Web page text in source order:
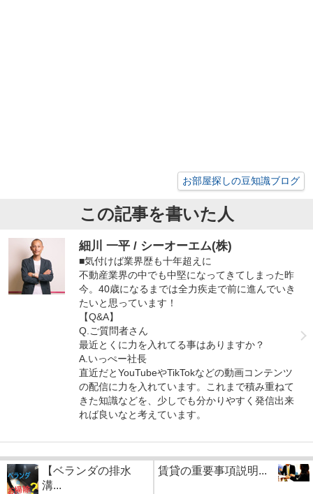
お部屋探しの豆知識ブログ
この記事を書いた人
細川 一平 / シーオーエム(株)
■気付けば業界歴も十年超えに
不動産業界の中でも中堅になってきてしまった昨
今。40歳になるまでは全力疾走で前に進んでいき
たいと思っています！
【Q&A】
Q.ご質問者さん
最近とくに力を入れてる事はありますか？
A.いっぺー社長
直近だとYouTubeやTikTokなどの動画コンテンツ
の配信に力を入れています。これまで積み重ねて
きた知識などを、少しでも分かりやすく発信出来
れば良いなと考えています。
【ベランダの排水
溝...
賃貸の重要事項説明...